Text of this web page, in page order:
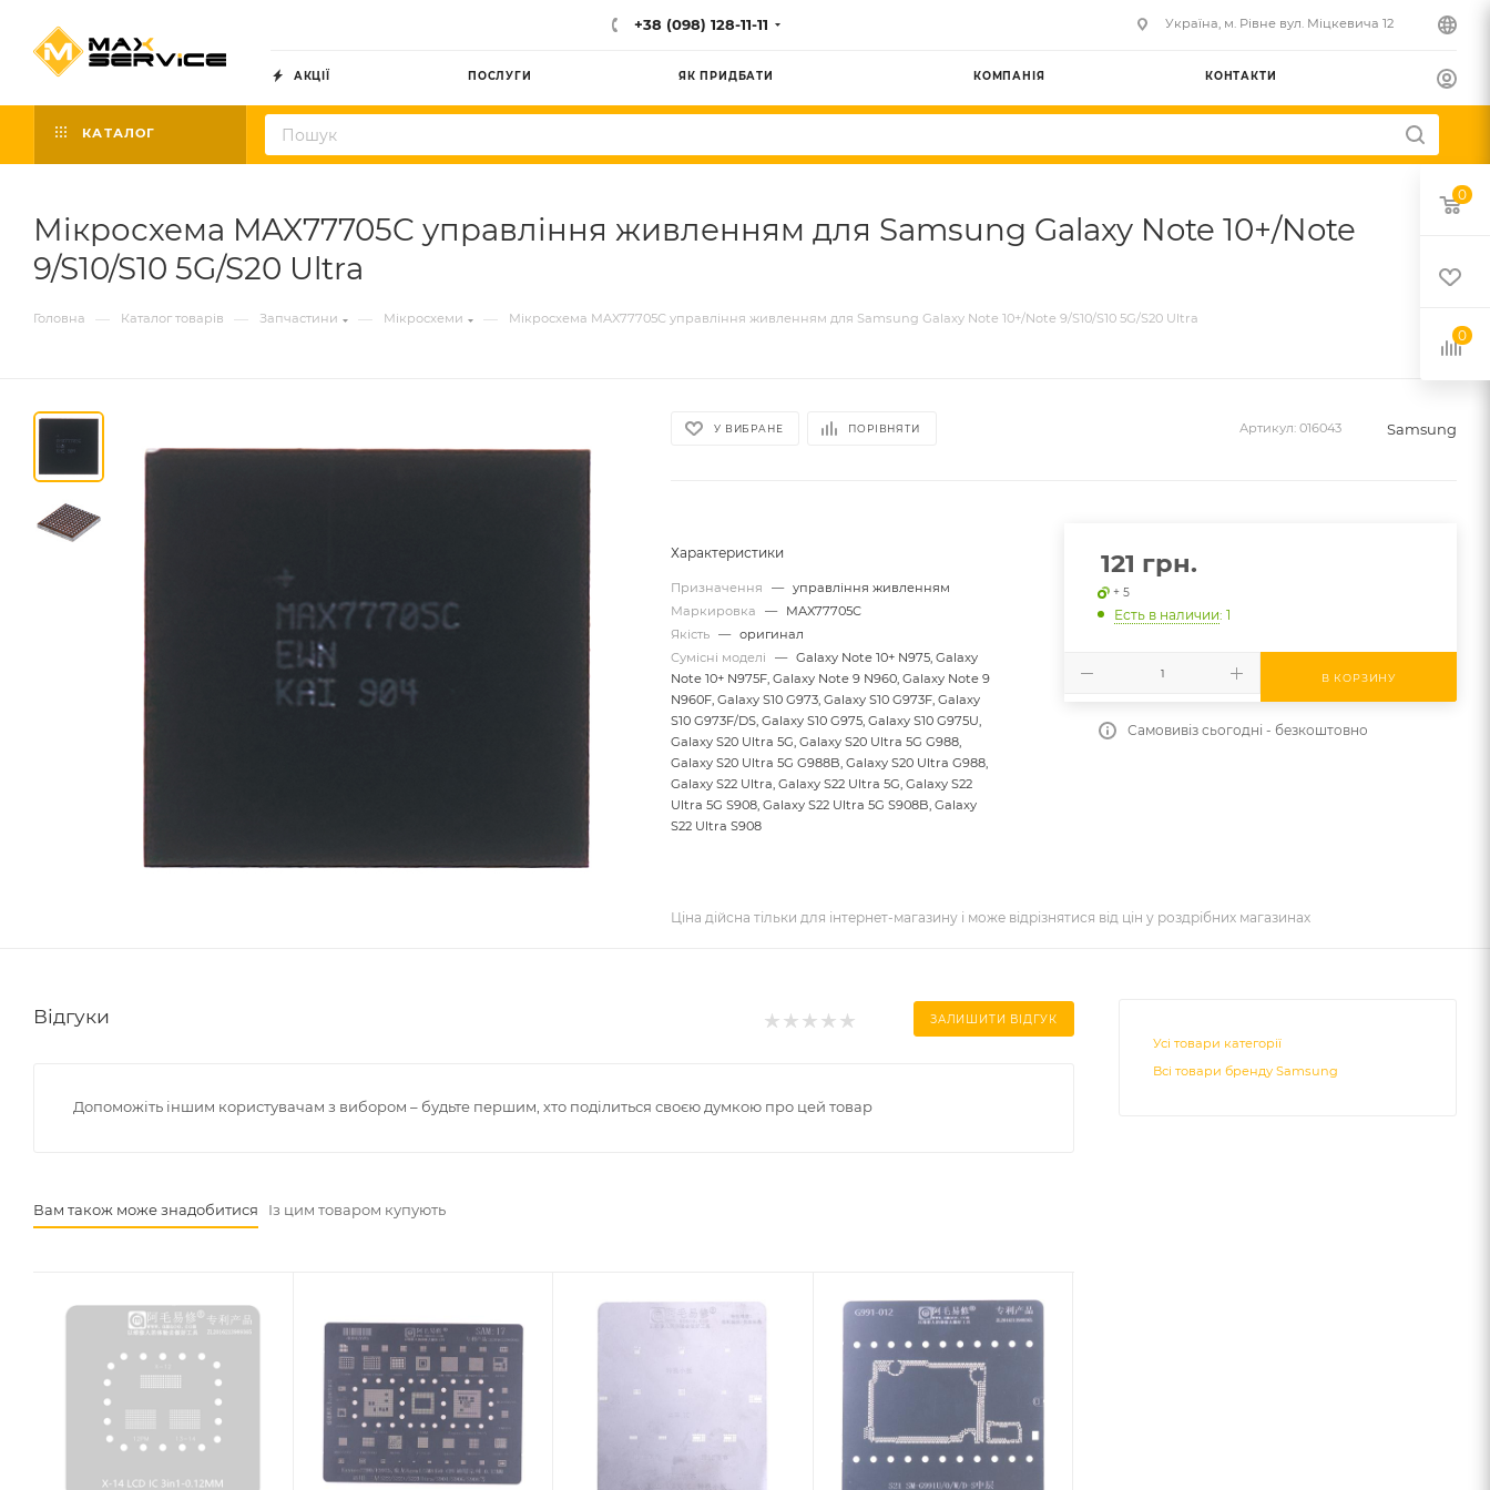
+38 (098) 128-11-11 Українa, м. Рівне вул. Міцкевича 12
АКЦІЇ ПОСЛУГИ ЯК ПРИДБАТИ КОМПАНІЯ КОНТАКТИ
КАТАЛОГ
Мікросхема MAX77705C управління живленням для Samsung Galaxy Note 10+/Note
9/S10/S10 5G/S20 Ultra
Головна — Каталог товарів — Запчастини — Мікросхеми — Мікросхема MAX77705C управління живленням для Samsung Galaxy Note 10+/Note 9/S10/S10 5G/S20 Ultra
У ВИБРАНЕ ПОРІВНЯТИ Артикул: 016043 Samsung
Характеристики
Призначення — управління живленням
Маркировка
—
MAX77705C
Якість — оригинал
Сумісні моделі
— Galaxy Note 10+ N975, Galaxy
Note 10+ N975F, Galaxy Note 9 N960, Galaxy Note 9
N960F, Galaxy S10 G973, Galaxy S10 G973F, Galaxy
S10 G973F/DS, Galaxy S10 G975, Galaxy S10 G975U,
Galaxy S20 Ultra 5G, Galaxy S20 Ultra 5G G988,
Galaxy S20 Ultra 5G G988B, Galaxy S20 Ultra G988,
Galaxy S22 Ultra, Galaxy S22 Ultra 5G, Galaxy S22
Ultra 5G S908, Galaxy S22 Ultra 5G S908B, Galaxy
S22 Ultra S908
121 грн.
+ 5
Есть в наличии: 1
В КОРЗИНУ
Самовивіз сьогодні - безкоштовно
Ціна дійсна тільки для інтернет-магазину і може відрізнятися від цін у роздрібних магазинах
Відгуки ЗАЛИШИТИ ВІДГУК
Допоможіть іншим користувачам з вибором – будьте першим, хто поділиться своєю думкою про цей товар
Вам також може знадобитися Із цим товаром купують
Усі товари категорії
Всі товари бренду Samsung
0
0